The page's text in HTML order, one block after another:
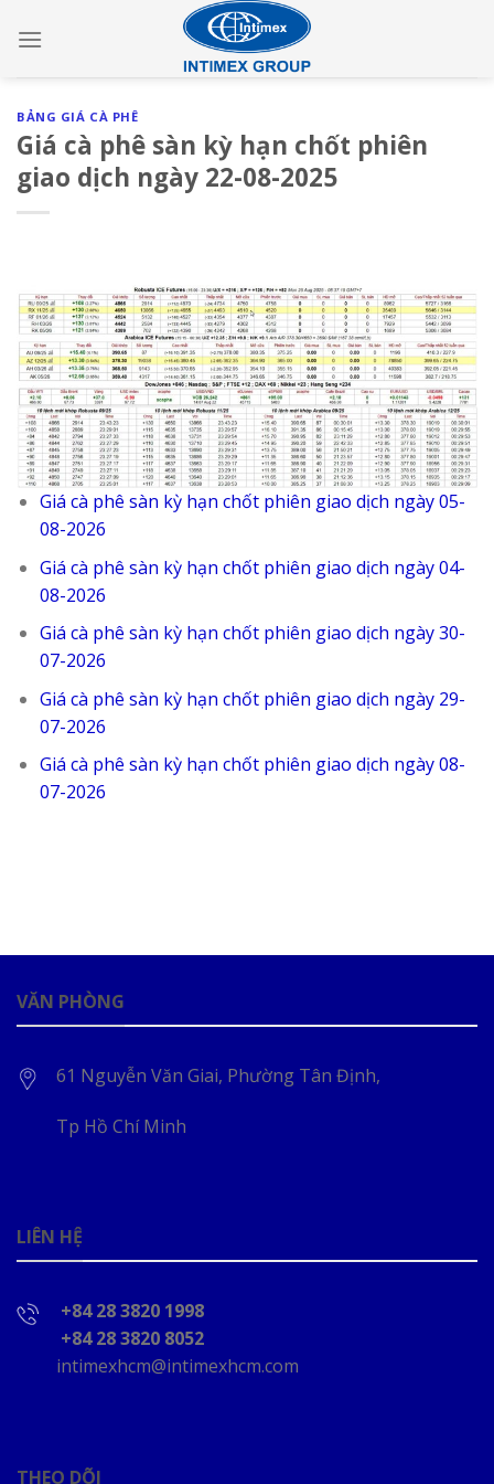
BẢNG GIÁ CÀ PHÊ
Giá cà phê sàn kỳ hạn chốt phiên
giao dịch ngày 22-08-2025
Giá cà phê sàn kỳ hạn chốt phiên giao dịch ngày 05-
08-2026
Giá cà phê sàn kỳ hạn chốt phiên giao dịch ngày 04-
08-2026
Giá cà phê sàn kỳ hạn chốt phiên giao dịch ngày 30-
07-2026
Giá cà phê sàn kỳ hạn chốt phiên giao dịch ngày 29-
07-2026
Giá cà phê sàn kỳ hạn chốt phiên giao dịch ngày 08-
07-2026
VĂN PHÒNG
61 Nguyễn Văn Giai, Phường Tân Định,
Tp Hồ Chí Minh
LIÊN HỆ
+84 28 3820 1998
+84 28 3820 8052
intimexhcm@intimexhcm.com
THEO DÕI